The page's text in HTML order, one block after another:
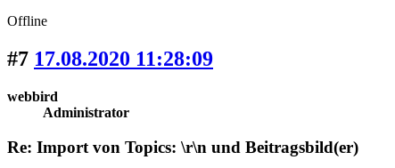
Offline
#7 17.08.2020 11:28:09
webbird
Administrator
Re: Import von Topics: \r\n und Beitragsbild(er)